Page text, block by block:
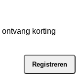
korting
Registreren